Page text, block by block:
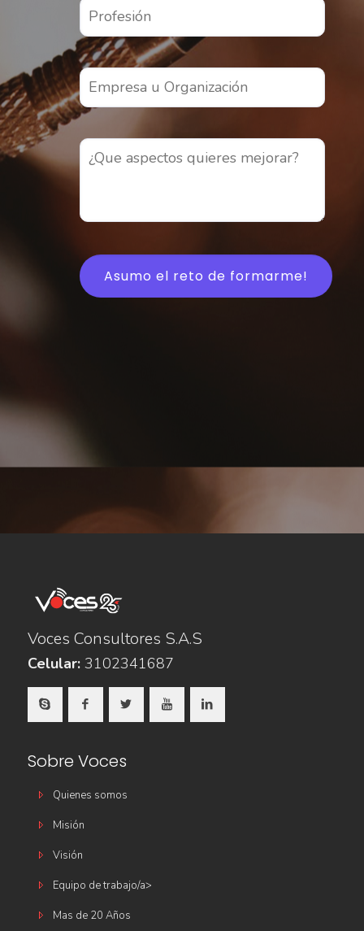
Voces Consultores S.A.S
Celular:3102341687
Sobre Voces
Quienes somos
Misión
Visión
Equipo de trabajo/a>
Mas de 20 Años